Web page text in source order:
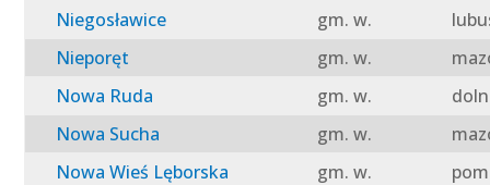
Niegosławice
gm. w.
Nieporęt
gm. w.
Nowa Ruda
gm. w.
Nowa Sucha
gm. w.
Nowa Wieś Lęborska
gm. w.